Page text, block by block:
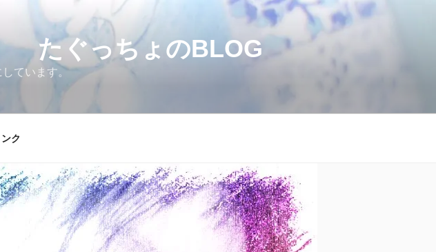
ぐっちょのBLOG
ています。
ンク